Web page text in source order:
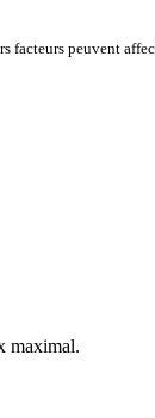
facteurs peuvent
maximal.